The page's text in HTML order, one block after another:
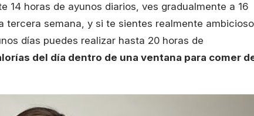
14 horas de ayunos diarios, ves gradualmente a 16
tercera semana, y si te sientes realmente ambicioso
días puedes realizar hasta 20 horas de
del día dentro de una ventana para comer